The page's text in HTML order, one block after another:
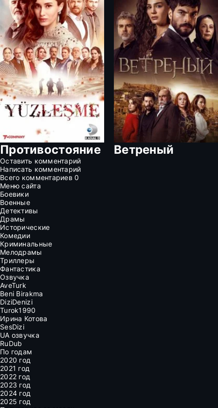
Противостояние Ветреный
Оставить комментарий
Написать комментарий
Всего комментариев0
Меню сайта
Боевики
Военные
Детективы
Драмы
Исторические
Комедии
Криминальные
Мелодрамы
Триллеры
Фантастика
Озвучка
AveTurk
Beni Birakma
DiziDenizi
Turok1990
Ирина Котова
SesDizi
UA озвучка
RuDub
По годам
2020 год
2021 год
2022 год
2023 год
2024 год
2025 год